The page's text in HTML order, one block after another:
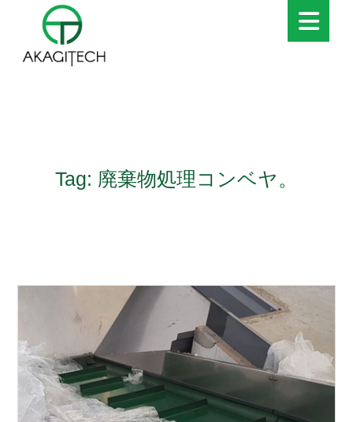
Tag: 廃棄物処理コンベヤ。